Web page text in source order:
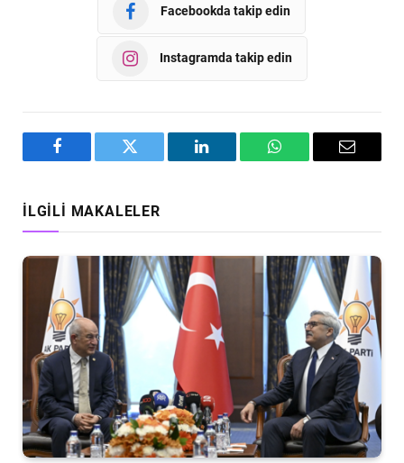
Facebookda takip edin
Instagramda takip edin
Facebook Twitter LinkedIn WhatsAppEmail
İLGILI MAKALELER